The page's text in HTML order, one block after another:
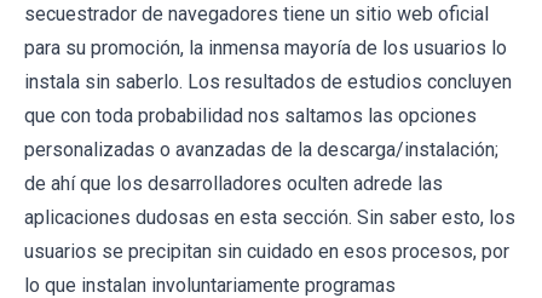
secuestrador de navegadores tiene un sitio web oficial
para su promoción, la inmensa mayoría de los usuarios lo
instala sin saberlo. Los resultados de estudios concluyen
que con toda probabilidad nos saltamos las opciones
personalizadas o avanzadas de la descarga/instalación;
de ahí que los desarrolladores oculten adrede las
aplicaciones dudosas en esta sección. Sin saber esto, los
usuarios se precipitan sin cuidado en esos procesos, por
lo que instalan involuntariamente programas